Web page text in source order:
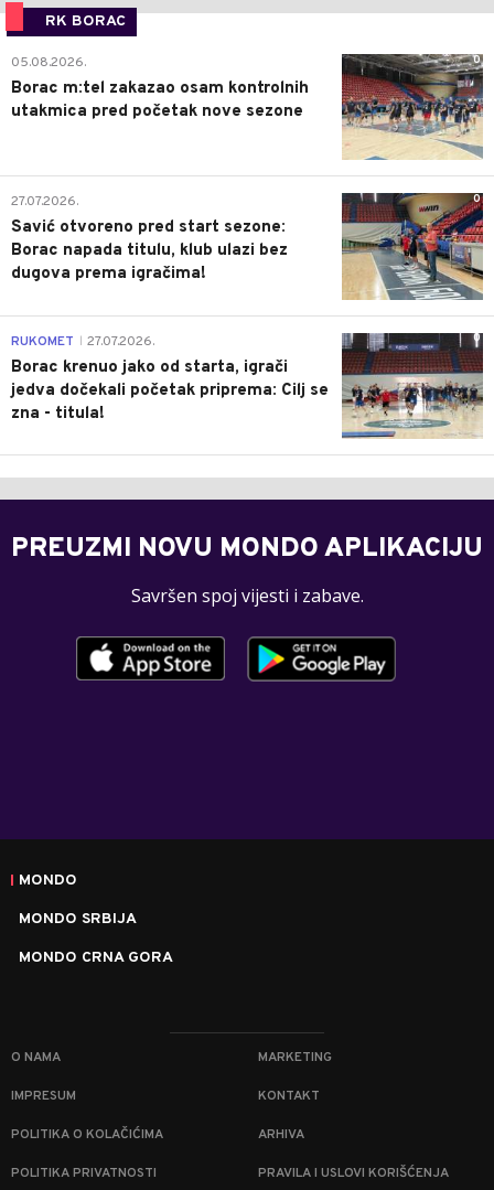
RK BORAC
0
05.08.2026.
Borac m:tel zakazao osam kontrolnih
utakmica pred početak nove sezone
0
27.07.2026.
Savić otvoreno pred start sezone:
Borac napada titulu, klub ulazi bez
dugova prema igračima!
0
RUKOMET 27.07.2026.
Borac krenuo jako od starta, igrači
jedva dočekali početak priprema: Cilj se
zna - titula!
PREUZMI NOVU MONDO APLIKACIJU
Savršen spoj vijesti i zabave.
MONDO
MONDO SRBIJA
MONDO CRNA GORA
O NAMA MARKETING
IMPRESUM KONTAKT
POLITIKA O KOLAČIĆIMA ARHIVA
POLITIKA PRIVATNOSTI PRAVILA I USLOVI KORIŠĆENJA